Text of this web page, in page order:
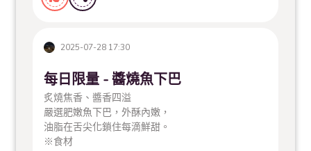
2025-07-28 17:30
每日限量 - 醬燒魚下巴
炙燒焦香、醬香四溢
嚴選肥嫩魚下巴，外酥內嫩，
油脂在舌尖化鎖住每滴鮮甜。
※食材